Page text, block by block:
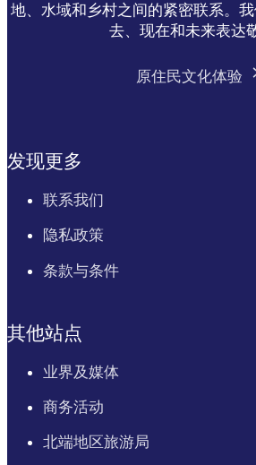
地、水域和乡村之间的紧密联系。
去、现在和未来表达
原住民文化体验
发现更多
联系我们
隐私政策
条款与条件
其他站点
业界及媒体
商务活动
北端地区旅游局